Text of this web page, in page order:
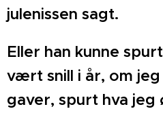
julenissen sagt.
Eller han kunne
vært snill i år, om
gaver, spurt hva jeg